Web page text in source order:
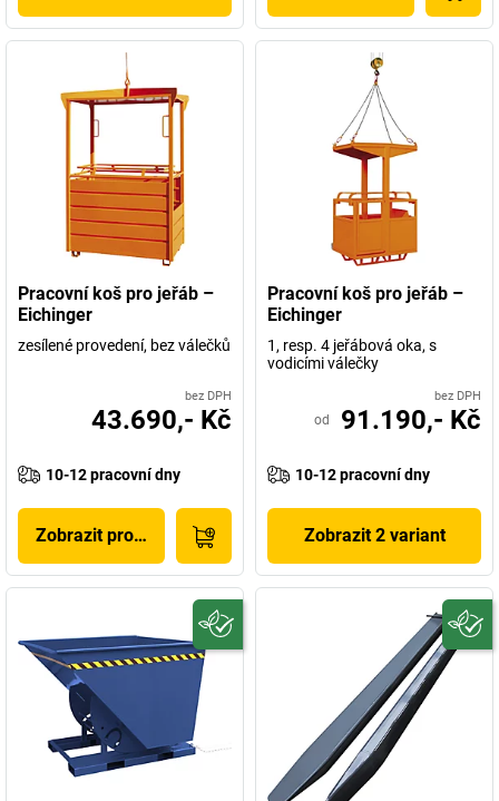
Pracovní koš pro jeřáb –
Eichinger
zesílené provedení, bez válečků
bez DPH
43.690,- Kč
10-12 pracovní dny
Zobrazit produkt
Pracovní koš pro jeřáb –
Eichinger
1, resp. 4 jeřábová oka, s
vodicími válečky
bez DPH
od 91.190,- Kč
10-12 pracovní dny
Zobrazit 2 variant